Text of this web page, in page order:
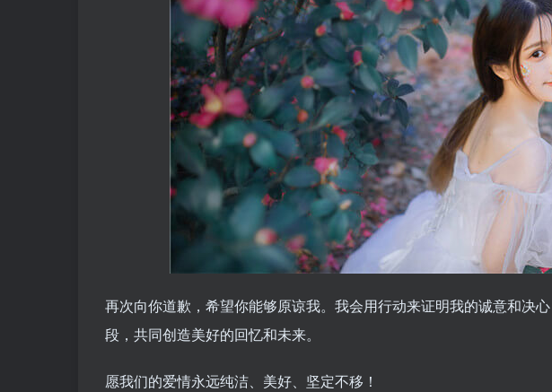
再次向你道歉，希望你能够原谅我。我会用行动来证明我的诚意和决
段，共同创造美好的回忆和未来。
愿我们的爱情永远纯洁、美好、坚定不移！